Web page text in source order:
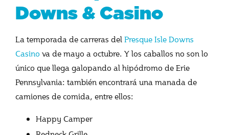
Downs & Casino
La temporada de carreras del Presque Isle Downs
Casino va de mayo a octubre. Y los caballos no son lo
único que llega galopando al hipódromo de Erie
Pennsylvania: también encontrará una manada de
camiones de comida, entre ellos:
Happy Camper